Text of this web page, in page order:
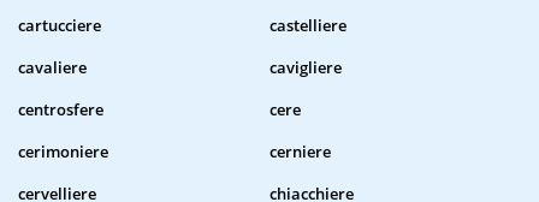
cartucciere
castelliere
cavaliere
cavigliere
centrosfere
cere
cerimoniere
cerniere
cervelliere
chiacchiere